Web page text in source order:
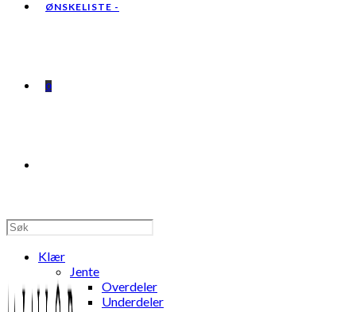
ØNSKELISTE -
0
Klær
Jente
Overdeler
Underdeler